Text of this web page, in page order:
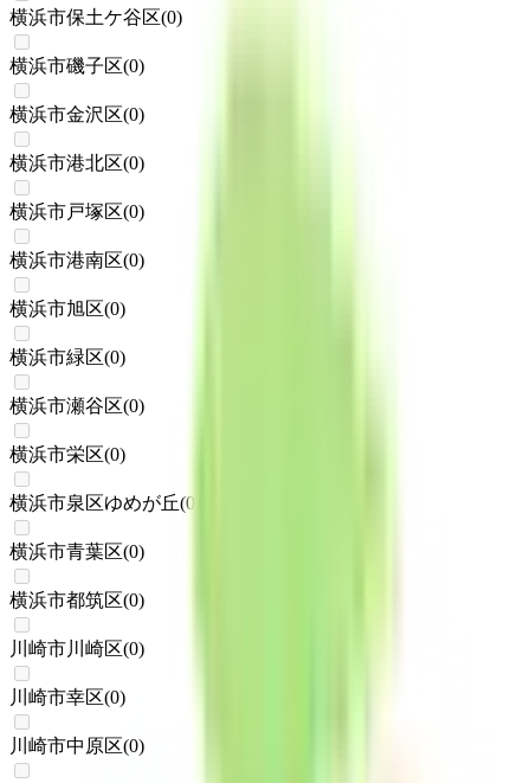
横浜市保土ケ谷区(0)
横浜市磯子区(0)
横浜市金沢区(0)
横浜市港北区(0)
横浜市戸塚区(0)
横浜市港南区(0)
横浜市旭区(0)
横浜市緑区(0)
横浜市瀬谷区(0)
横浜市栄区(0)
横浜市泉区ゆめが丘(0
横浜市青葉区(0)
横浜市都筑区(0)
川崎市川崎区(0)
川崎市幸区(0)
川崎市中原区(0)